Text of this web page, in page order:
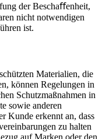
der Beschaﬀenheit,
nicht notwendigen
ist.
Materialien, die
können Regelungen in
Schutzmaßnahmen in
sowie anderen
Kunde erkennt an, dass
zu halten
auf Marken oder den